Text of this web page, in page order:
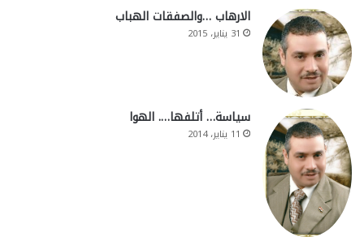
الارهاب …والصفقات الهباب
31 يناير، 2015
سياسة… أتلفها…. الهوا
11 يناير، 2014